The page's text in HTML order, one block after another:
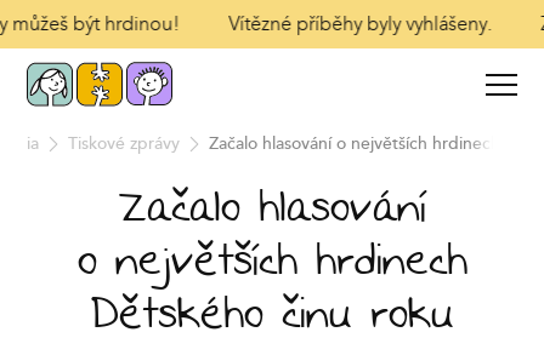
být hrdinou! Vítězné příběhy byly vyhlášeny.
Tiskové zprávy Začalo hlasování o největších hrdinech
Začalo hlasování
o největších hrdinech
Dětského činu roku